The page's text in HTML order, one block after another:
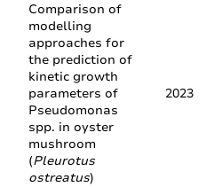
Comparison of
modelling
approaches for
the prediction of
kinetic growth
parameters of
Pseudomonas
spp. in oyster
mushroom
(Pleurotus
ostreatus)
2023